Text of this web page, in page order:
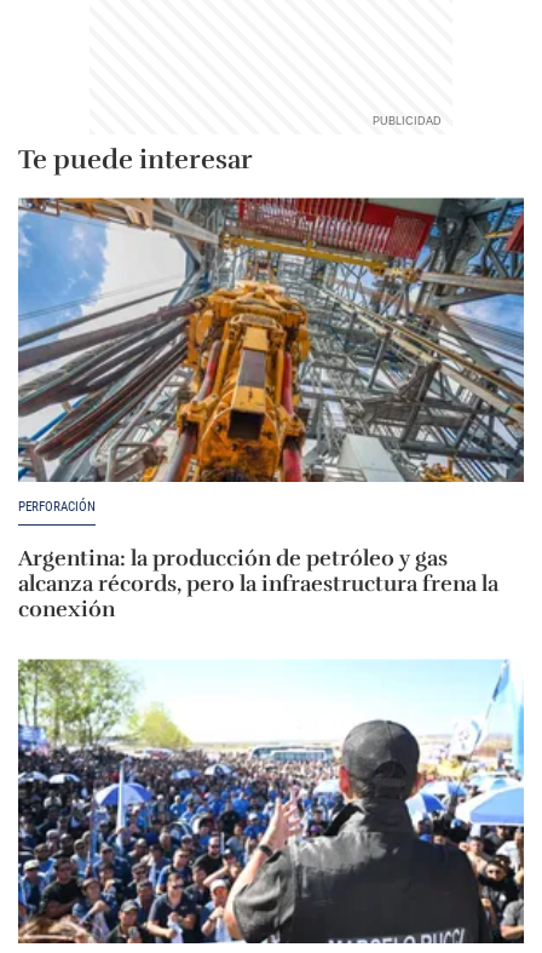
Te puede interesar
PERFORACIÓN
Argentina: la producción de petróleo y gas
alcanza récords, pero la infraestructura frena la
conexión